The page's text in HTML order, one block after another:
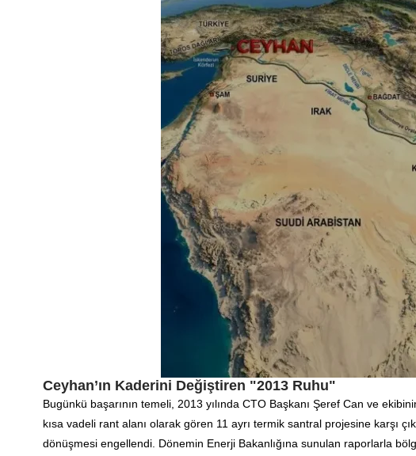
Ceyhan’ın Kaderini Değiştiren "2013 Ruhu"
Bugünkü başarının temeli, 2013 yılında CTO Başkanı Şeref Can ve
kısa vadeli rant alanı olarak gören 11 ayrı termik santral projesine karşı
dönüşmesi engellendi. Dönemin Enerji Bakanlığına sunulan raporlarla